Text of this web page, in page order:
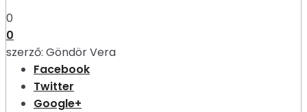
0
0
szerző: Göndör Vera
Facebook
Twitter
Google+